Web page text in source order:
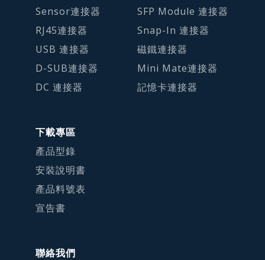
Sensor連接器
RJ45連接器
USB 連接器
D-SUB連接器
DC 連接器
SFP Module 連接器
Snap-In 連接器
磁鐵連接器
Mini Mate連接器
記憶卡連接器
下載專區
產品型錄
安裝說明書
產品料號表
宣告書
聯絡我們